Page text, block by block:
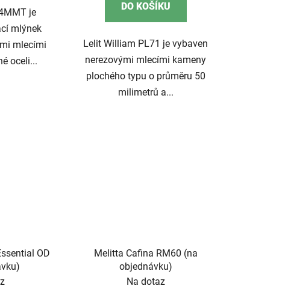
je
mlýnek
mlecími
oceli...
DO KOŠÍKU
Lelit William PL71 je vybaven
nerezovými mlecími kameny
plochého typu o průměru 50
milimetrů a...
OD
Melitta Cafina RM60 (na
objednávku)
Na dotaz